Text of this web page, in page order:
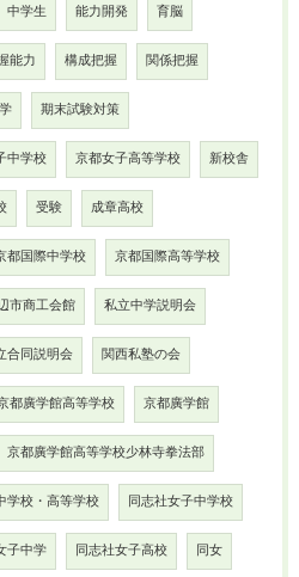
学生 能力開発 育脳
能力 構成把握 関係把握
期末試験対策
中学校 京都女子高等学校 新校舎
受験 成章高校
都国際中学校 京都国際高等学校
市商工会館 私立中学説明会
合同説明会 関西私塾の会
都廣学館高等学校 京都廣学館
京都廣学館高等学校少林寺拳法部
学校・高等学校 同志社女子中学校
子中学 同志社女子高校 同女